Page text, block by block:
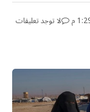
لا توجد تعليقات